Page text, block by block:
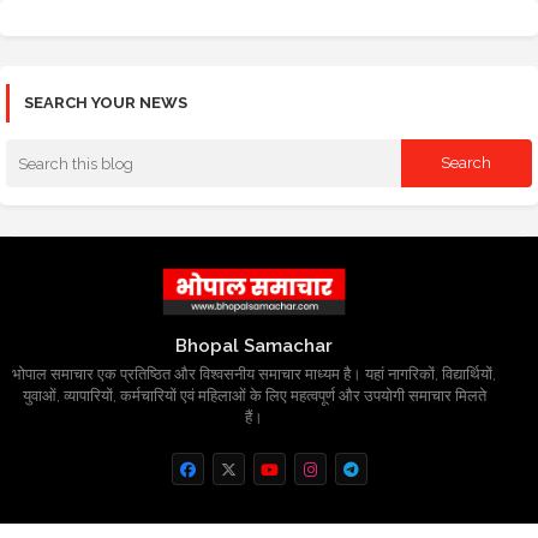
SEARCH YOUR NEWS
Bhopal Samachar
भोपाल समाचार एक प्रतिष्ठित और विश्वसनीय समाचार माध्यम है। यहां नागरिकों, विद्यार्थियों,
युवाओं, व्यापारियों, कर्मचारियों एवं महिलाओं के लिए महत्वपूर्ण और उपयोगी समाचार मिलते
हैं।